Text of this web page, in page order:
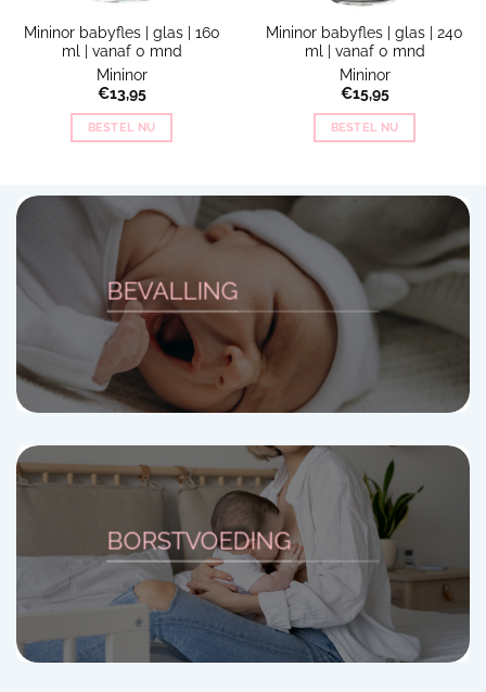
Mininor babyfles | glas | 160
ml | vanaf 0 mnd
Mininor
€13,95
BESTEL NU
Mininor babyfles | glas | 240
ml | vanaf 0 mnd
Mininor
€15,95
BESTEL NU
BEVALLING
BORSTVOEDING